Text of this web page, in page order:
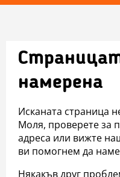
намерена
Исканата страница
Моля, проверете за
адреса или вижте
ви помогнем да
Някакъв друг